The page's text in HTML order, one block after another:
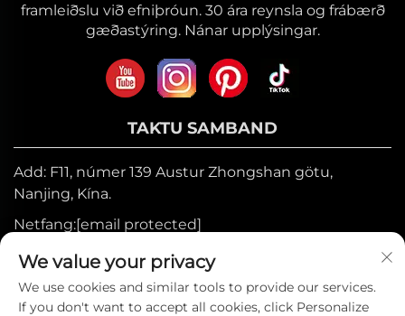
framleiðslu við efniþróun. 30 ára reynsla og frábærð
gæðastýring. Nánar upplýsingar.
TAKTU SAMBAND
Add: F11, númer 139 Austur Zhongshan götu,
Nanjing, Kína.
Netfang:[email protected]
Farsími:+86-17327710449
Sími:+86-025-84573776
We value your privacy
We use cookies and similar tools to provide our services.
If you don't want to accept all cookies, click Personalize